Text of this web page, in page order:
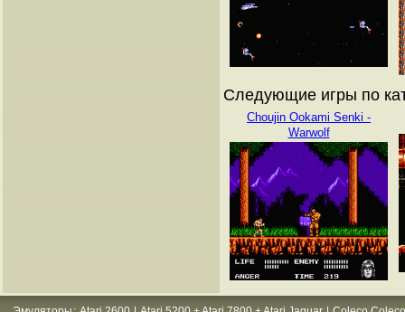
Следующие игры по
Choujin Ookami Senki -
Warwolf